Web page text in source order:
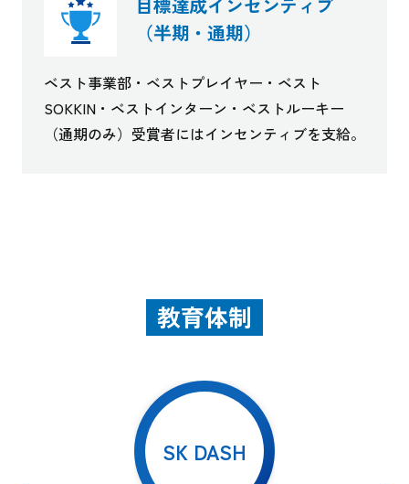
（半期・通期）
ベスト事業部・ベストプレイヤー・ベスト
SOKKIN・ベストインターン・ベストルーキー
（通期のみ）受賞者にはインセンティブを支給。
教育体制
SK DASH